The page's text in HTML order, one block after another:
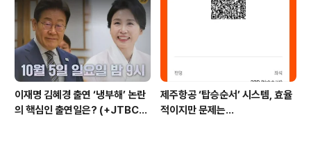
이재명 김혜경 출연 ‘냉부해’ 논란
의 핵심인 출연일은? (+JTBC
제주항공 ‘탑승순서’ 시스템, 효율
적이지만 문제는…